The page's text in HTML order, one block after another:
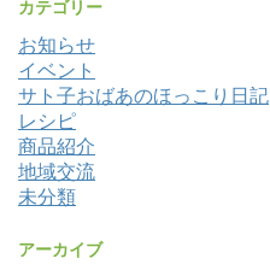
カテゴリー
お知らせ
イベント
サト子おばあのほっこり日記
レシピ
商品紹介
地域交流
未分類
アーカイブ